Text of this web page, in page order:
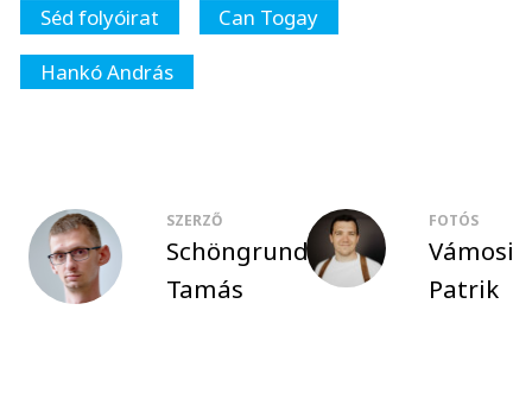
Séd folyóirat
Can Togay
Hankó András
SZERZŐ
Schöngrundtner
Tamás
FOTÓS
Vámosi
Patrik